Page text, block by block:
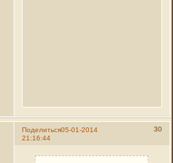
Поделиться 30
05-01-2014
21:16:44